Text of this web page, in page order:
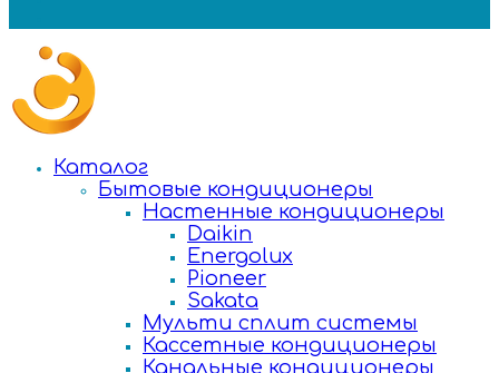
Каталог
Бытовые кондиционеры
Настенные кондиционеры
Daikin
Energolux
Pioneer
Sakata
Мульти сплит системы
Кассетные кондиционеры
Канальные кондиционеры